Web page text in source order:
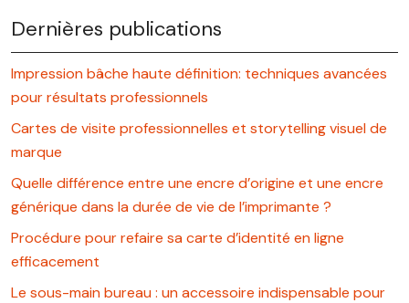
Dernières publications
Impression bâche haute définition: techniques avancées
pour résultats professionnels
Cartes de visite professionnelles et storytelling visuel de
marque
Quelle différence entre une encre d’origine et une encre
générique dans la durée de vie de l’imprimante ?
Procédure pour refaire sa carte d’identité en ligne
efficacement
Le sous-main bureau : un accessoire indispensable pour